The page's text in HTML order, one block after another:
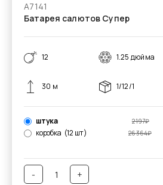
А7141
Батарея салютов Супер
12 1.25 дюйма
30 м 1/12/1
штука 2 197₽
коробка (12 шт) 26 364₽
- +